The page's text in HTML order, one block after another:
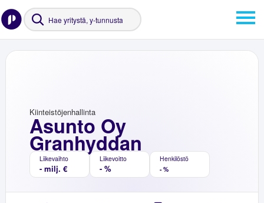
Asunto Oy
Granhyddan
Kiinteistöjenhallinta
Liikevaihto
- milj. €
Liikevoitto
- %
Henkilöstö
- %